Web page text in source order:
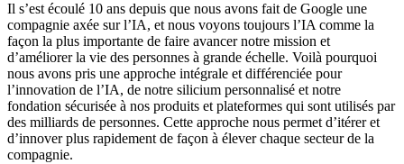
Il s’est écoulé 10 ans depuis que nous avons fait de Google une
compagnie axée sur l’IA, et nous voyons toujours l’IA comme la
façon la plus importante de faire avancer notre mission et
d’améliorer la vie des personnes à grande échelle. Voilà pourquoi
nous avons pris une approche intégrale et différenciée pour
l’innovation de l’IA, de notre silicium personnalisé et notre
fondation sécurisée à nos produits et plateformes qui sont utilisés par
des milliards de personnes. Cette approche nous permet d’itérer et
d’innover plus rapidement de façon à élever chaque secteur de la
compagnie.